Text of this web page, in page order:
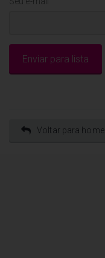
Voltar para home